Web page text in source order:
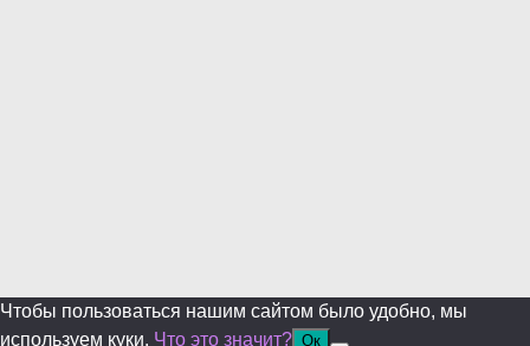
Чтобы пользоваться нашим сайтом было удобно, мы
используем куки. Что это значит? Ок